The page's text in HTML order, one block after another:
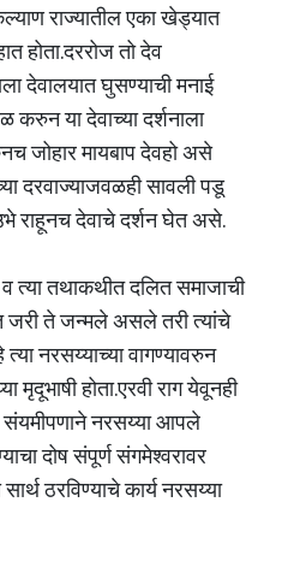
राज्यातील एका खेड्यात
होता.दररोज तो देव
देवालयात घुसण्याची मनाई
करुन या देवाच्या दर्शनाला
जोहार मायबाप देवहो असे
दरवाज्याजवळही सावली पडू
राहूनच देवाचे दर्शन घेत असे.
व त्या तथाकथीत दलित समाजाची
जरी ते जन्मले असले तरी त्यांचे
नरसय्याच्या वागण्यावरुन
होता.एरवी राग येवूनही
नरसय्या आपले
दोष संपूर्ण संगमेश्वरावर
ठरविण्याचे कार्य नरसय्या